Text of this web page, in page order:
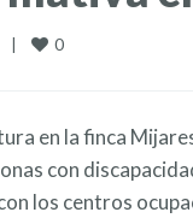
0
en la finca
con
los centros